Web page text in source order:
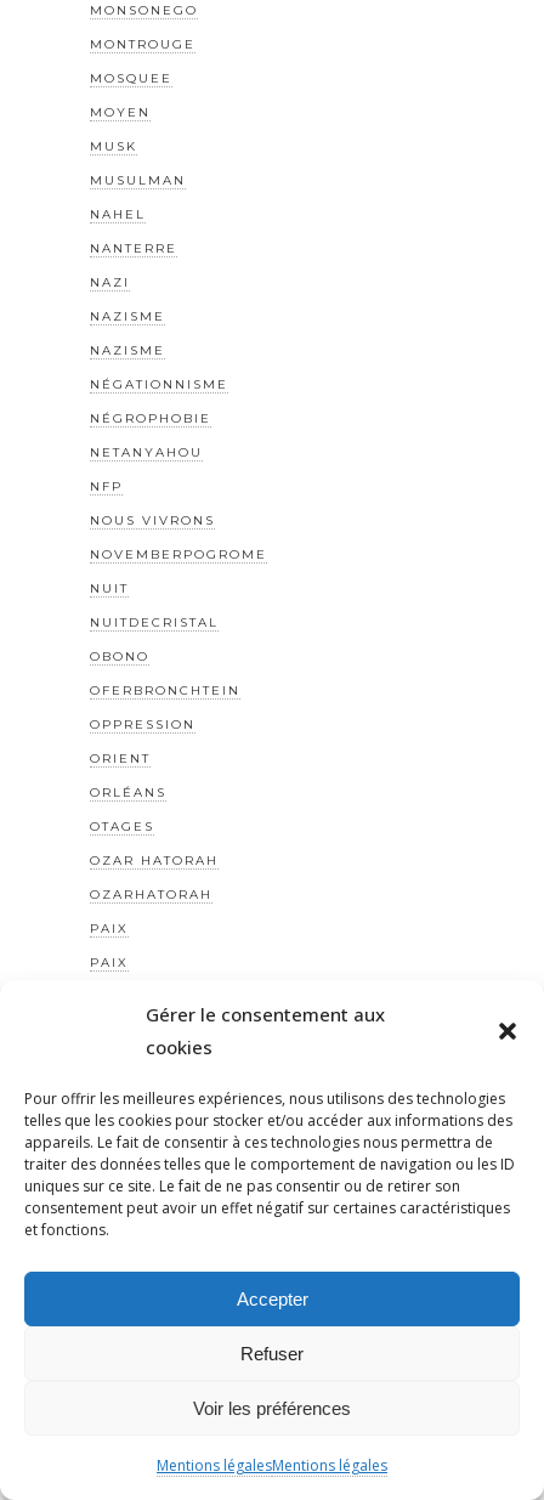
Gérer le consentement aux
cookies
Pour offrir les meilleures expériences, nous utilisons des technologies
telles que les cookies pour stocker et/ou accéder aux informations des
appareils. Le fait de consentir à ces technologies nous permettra de
traiter des données telles que le comportement de navigation ou les ID
uniques sur ce site. Le fait de ne pas consentir ou de retirer son
consentement peut avoir un effet négatif sur certaines caractéristiques
et fonctions.
Accepter
Refuser
Voir les préférences
Mentions légalesMentions légales
MONSONEGO
MONTROUGE
MOSQUEE
MOYEN
MUSK
MUSULMAN
NAHEL
NANTERRE
NAZI
NAZISME
NAZISME
NÉGATIONNISME
NÉGROPHOBIE
NETANYAHOU
NFP
NOUS VIVRONS
NOVEMBERPOGROME
NUIT
NUITDECRISTAL
OBONO
OFERBRONCHTEIN
OPPRESSION
ORIENT
ORLÉANS
OTAGES
OZAR HATORAH
OZARHATORAH
PAIX
PAIX
PAP NDIAYE
PARIS
PARTI TRAVAILLISTE
PATERNALISME
PATRIARCAT
PATRICKBOUCHERON
PERROS-GUIRREC
PÉTITION